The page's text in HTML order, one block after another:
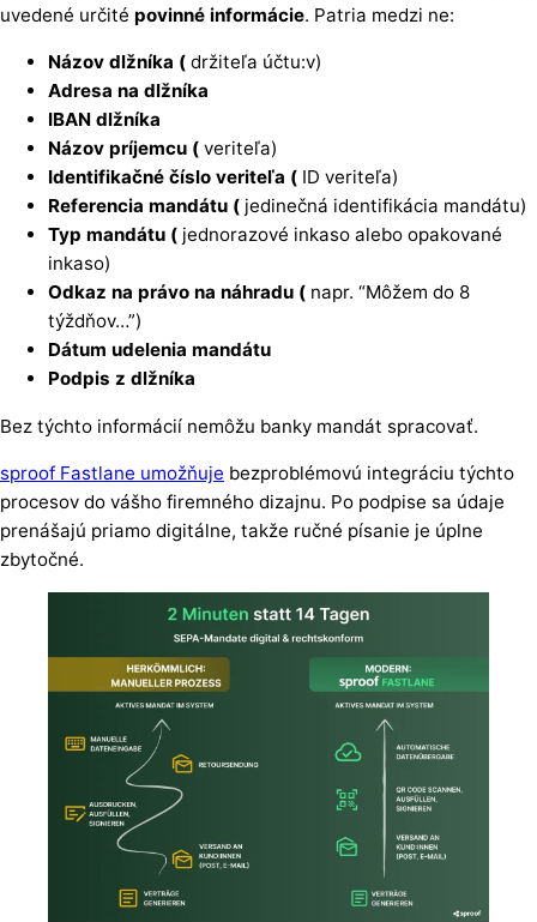
uvedené určité povinné informácie. Patria medzi ne:
Názov dlžníka ( držiteľa účtu:v)
Adresa na dlžníka
IBAN dlžníka
Názov príjemcu ( veriteľa)
Identifikačné číslo veriteľa ( ID veriteľa)
Referencia mandátu ( jedinečná identifikácia mandátu)
Typ mandátu ( jednorazové inkaso alebo opakované
inkaso)
Odkaz na právo na náhradu ( napr. “Môžem do 8
týždňov…”)
Dátum udelenia mandátu
Podpis z dlžníka
Bez týchto informácií nemôžu banky mandát spracovať.
sproof Fastlane umožňuje bezproblémovú integráciu týchto
procesov do vášho firemného dizajnu. Po podpise sa údaje
prenášajú priamo digitálne, takže ručné písanie je úplne
zbytočné.